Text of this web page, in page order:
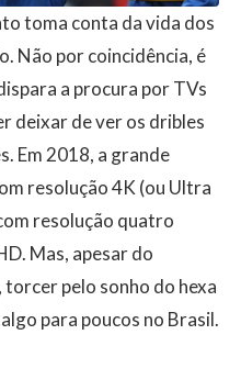
toma conta da vida dos
Não por coincidência, é
a procura por TVs
deixar de ver os dribles
Em 2018, a grande
resolução 4K (ou Ultra
resolução quatro
Mas, apesar do
pelo sonho do hexa
para poucos no Brasil.